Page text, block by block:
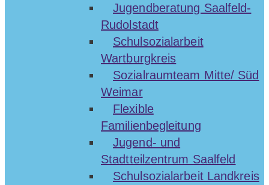
Jugendberatung Saalfeld-
Rudolstadt
Schulsozialarbeit
Wartburgkreis
Sozialraumteam Mitte/ Süd
Weimar
Flexible
Familienbegleitung
Jugend- und
Stadtteilzentrum Saalfeld
Schulsozialarbeit Landkreis